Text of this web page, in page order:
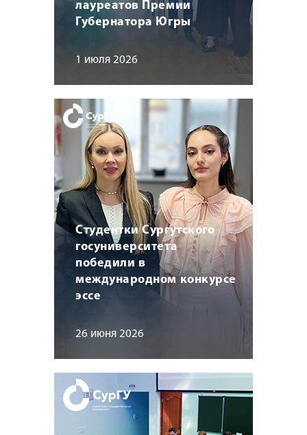
лауреатов Премии
Губернатора Югры
1 июля 2026
Студентки Сургутского
госуниверситета
победили в
международном конкурсе
эссе
26 июня 2026